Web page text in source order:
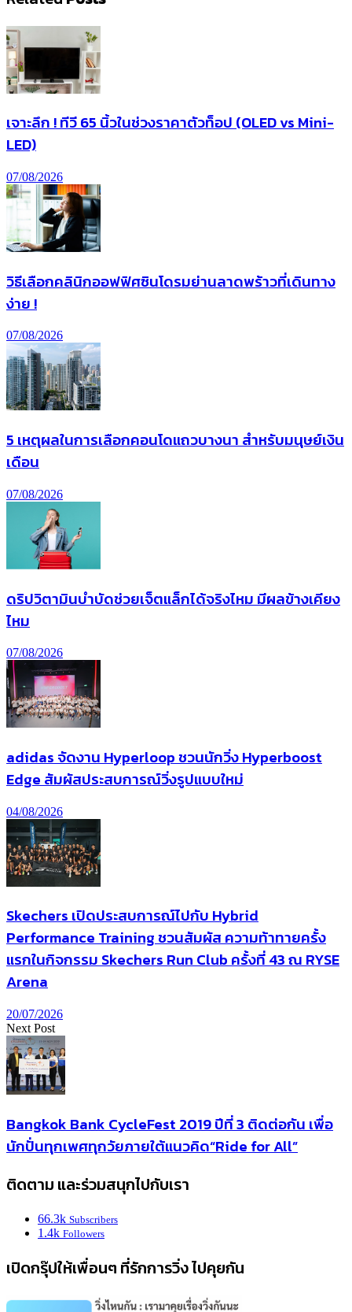
เจาะลึก ! ทีวี 65 นิ้วในช่วงราคาตัวท็อป (OLED vs Mini-
LED)
07/08/2026
วิธีเลือกคลินิกออฟฟิศซินโดรมย่านลาดพร้าวที่เดินทาง
ง่าย !
07/08/2026
5 เหตุผลในการเลือกคอนโดแถวบางนา สำหรับมนุษย์เงิน
เดือน
07/08/2026
ดริปวิตามินบำบัดช่วยเจ็ตแล็กได้จริงไหม มีผลข้างเคียง
ไหม
07/08/2026
adidas จัดงาน Hyperloop ชวนนักวิ่ง Hyperboost
Edge สัมผัสประสบการณ์วิ่งรูปแบบใหม่
04/08/2026
Skechers เปิดประสบการณ์ไปกับ Hybrid
Performance Training ชวนสัมผัส ความท้าทายครั้ง
แรกในกิจกรรม Skechers Run Club ครั้งที่ 43 ณ RYSE
Arena
20/07/2026
Next Post
Bangkok Bank CycleFest 2019 ปีที่ 3 ติดต่อกัน เพื่อ
นักปั่นทุกเพศทุกวัยภายใต้แนวคิด“Ride for All”
ติดตาม และร่วมสนุกไปกับเรา
66.3k Subscribers
1.4k Followers
เปิดกรุ๊ปให้เพื่อนๆ ที่รักการวิ่ง ไปคุยกัน